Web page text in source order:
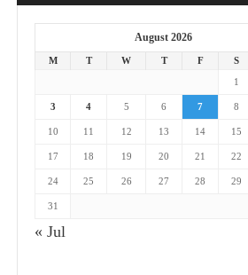
August 2026
M T W T F S
1
3 4 5 6 7 8
10 11 12 13 14 15
17 18 19 20 21 22
24 25 26 27 28 29
31
« Jul